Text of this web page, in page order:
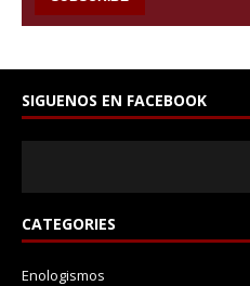
SIGUENOS EN FACEBOOK
CATEGORIES
Enologismos